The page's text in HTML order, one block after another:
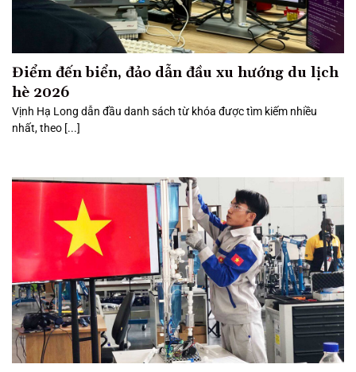
Điểm đến biển, đảo dẫn đầu xu hướng du lịch
hè 2026
Vịnh Hạ Long dẫn đầu danh sách từ khóa được tìm kiếm nhiều
nhất, theo [...]